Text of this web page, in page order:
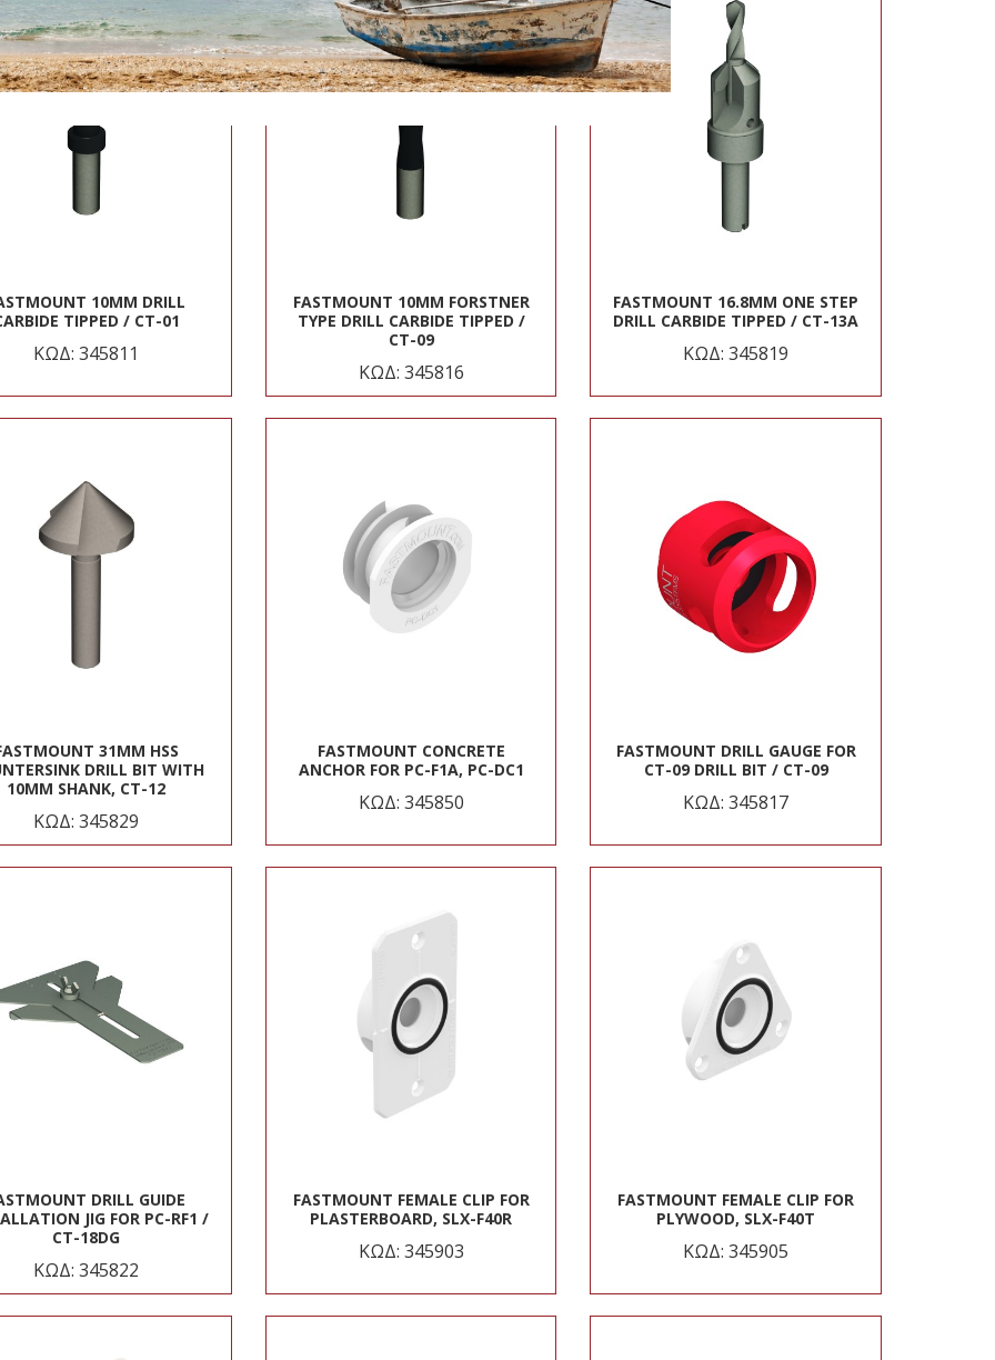
10MM DRILL
TIPPED / CT-01
ΚΩΔ: 345811
FASTMOUNT 10MM FORSTNER
TYPE DRILL CARBIDE TIPPED /
CT-09
ΚΩΔ: 345816
FASTMOUNT 16.8MM ONE STEP
DRILL CARBIDE TIPPED / CT-13A
ΚΩΔ: 345819
31MM HSS
DRILL BIT WITH
10MM SHANK, CT-12
ΚΩΔ: 345829
FASTMOUNT CONCRETE
ANCHOR FOR PC-F1A, PC-DC1
ΚΩΔ: 345850
FASTMOUNT DRILL GAUGE FOR
CT-09 DRILL BIT / CT-09
ΚΩΔ: 345817
DRILL GUIDE
JIG FOR PC-RF1 /
CT-18DG
ΚΩΔ: 345822
FASTMOUNT FEMALE CLIP FOR
PLASTERBOARD, SLX-F40R
ΚΩΔ: 345903
FASTMOUNT FEMALE CLIP FOR
PLYWOOD, SLX-F40T
ΚΩΔ: 345905